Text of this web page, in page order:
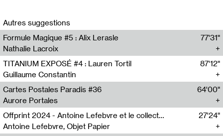
Autres suggestions
Formule Magique #5 : Alix Lerasle
Nathalie Lacroix
77'31"
TITANIUM EXPOSÉ #4 : Lauren Tortil
Guillaume Constantin
87'12"
Cartes Postales Paradis #36
Aurore Portales
64'00"
Offprint 2024 - Antoine Lefebvre et le collectif Objet Papier
Antoine Lefebvre, Objet Papier
27'24"